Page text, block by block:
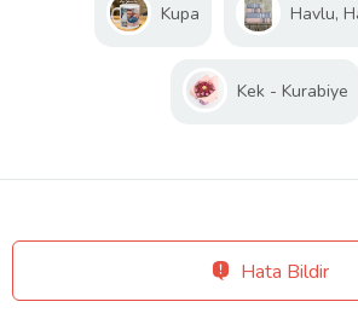
Kupa Havlu,
Kek - Kurabiye
Hata Bildir